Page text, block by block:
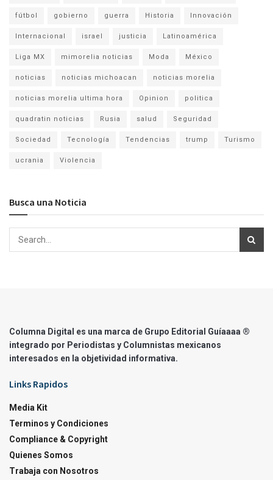
fútbol gobierno guerra Historia Innovación
Internacional israel justicia Latinoamérica
Liga MX mimorelia noticias Moda México
noticias noticias michoacan noticias morelia
noticias morelia ultima hora Opinion politica
quadratin noticias Rusia salud Seguridad
Sociedad Tecnología Tendencias trump Turismo
ucrania Violencia
Busca una Noticia
Columna Digital es una marca de Grupo Editorial Guíaaaa ®
integrado por Periodistas y Columnistas mexicanos
interesados en la objetividad informativa.
Links Rapidos
Media Kit
Terminos y Condiciones
Compliance & Copyright
Quienes Somos
Trabaja con Nosotros